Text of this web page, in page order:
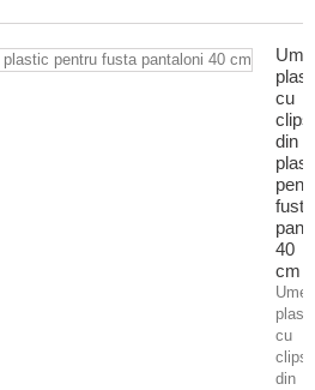
cu
clips
din
fusta
40
cm
cu
clips
din